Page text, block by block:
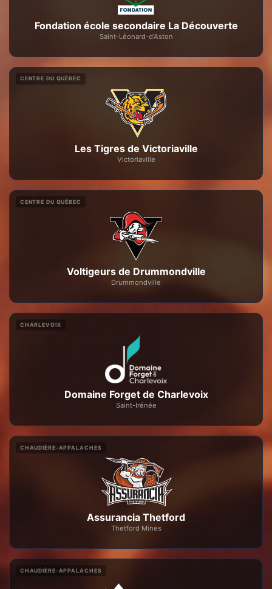
Fondation école secondaire La Découverte
Saint-Léonard-d'Aston
CENTRE DU QUÉBEC
Les Tigres de Victoriaville
Victoriaville
CENTRE DU QUÉBEC
Voltigeurs de Drummondville
Drummondville
CHARLEVOIX
Domaine Forget de Charlevoix
Saint-Irénée
CHAUDIÈRE-APPALACHES
Assurancia Thetford
Thetford Mines
CHAUDIÈRE-APPALACHES